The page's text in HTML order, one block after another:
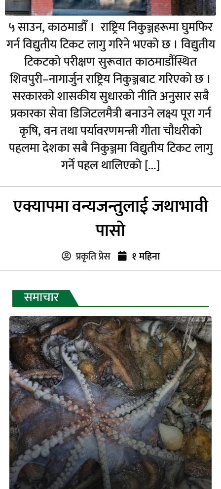
५ साउन, काठमाडौँ । राष्ट्रिय निकुञ्जहरूमा घुमफिर
गर्न विद्युतीय टिकट लागु गरिने भएको छ । विद्युतीय
टिकटको परीक्षण सुरूवात काठमाडौँस्थित
शिवपुरी–नागार्जुन राष्ट्रिय निकुञ्जबाट गरिएको छ ।
सरकारको शासकीय सुधारको नीति अनुसार सबै
प्रकारका सेवा डिजिटलमैत्री बनाउने लक्ष्य पूरा गर्न
कृषि, वन तथा पर्यावरणमन्त्री गीता चौधरीको
पहलमा देशका सबै निकुञ्जमा विद्युतीय टिकट लागु
गर्ने पहल थालिएको […]
एक्यापमा वन्यजन्तुलाई जथाभावी
पासो
प्रकृति प्रेस १ महिना